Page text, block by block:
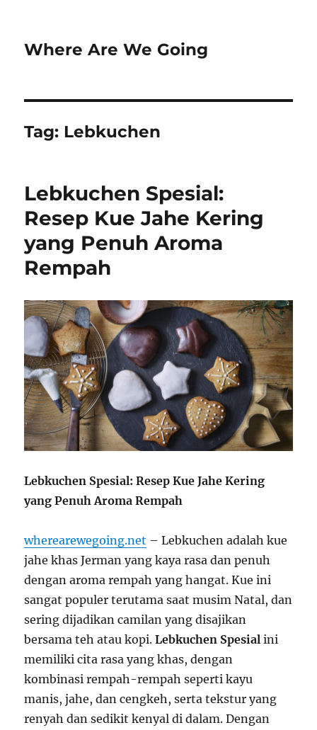
Where Are We Going
Tag: Lebkuchen
Lebkuchen Spesial:
Resep Kue Jahe Kering
yang Penuh Aroma
Rempah
Lebkuchen Spesial: Resep Kue Jahe Kering
yang Penuh Aroma Rempah
wherearewegoing.net –Lebkuchen adalah kue
jahe khas Jerman yang kaya rasa dan penuh
dengan aroma rempah yang hangat. Kue ini
sangat populer terutama saat musim Natal, dan
sering dijadikan camilan yang disajikan
bersama teh atau kopi.Lebkuchen Spesial ini
memiliki cita rasa yang khas, dengan
kombinasi rempah-rempah seperti kayu
manis, jahe, dan cengkeh, serta tekstur yang
renyah dan sedikit kenyal di dalam. Dengan